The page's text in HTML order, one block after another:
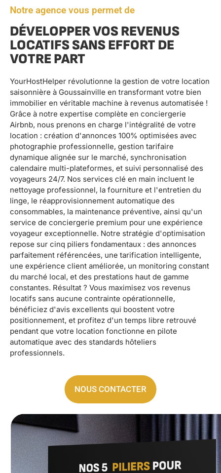
Notre agence vous permet de
DÉVELOPPER VOS REVENUS
LOCATIFS SANS EFFORT DE
VOTRE PART
YourHostHelper révolutionne la gestion de votre location
saisonnière à Goussainville en transformant votre bien
immobilier en véritable machine à revenus automatisée !
Grâce à notre expertise complète en conciergerie
Airbnb, nous prenons en charge l'intégralité de votre
location : création d'annonces 100% optimisées avec
photographie professionnelle, gestion tarifaire
dynamique alignée sur le marché, synchronisation
calendaire multi-plateformes, et suivi personnalisé des
voyageurs 24/7. Nos services clé en main incluent le
nettoyage professionnel, la fourniture et l'entretien du
linge, le réapprovisionnement automatique des
consommables, la maintenance préventive, ainsi qu'un
service de conciergerie premium pour une expérience
voyageur exceptionnelle. Notre stratégie d'optimisation
repose sur cinq piliers fondamentaux : des annonces
parfaitement référencées, une tarification intelligente,
une expérience client améliorée, un monitoring constant
du marché local, et des prestations haut de gamme
constantes. Résultat ? Vous maximisez vos revenus
locatifs sans aucune contrainte opérationnelle,
bénéficiez d'avis excellents qui boostent votre
positionnement, et profitez d'un temps libre retrouvé
pendant que votre location fonctionne en pilote
automatique avec des standards hôteliers
professionnels.
NOUS CONTACTER